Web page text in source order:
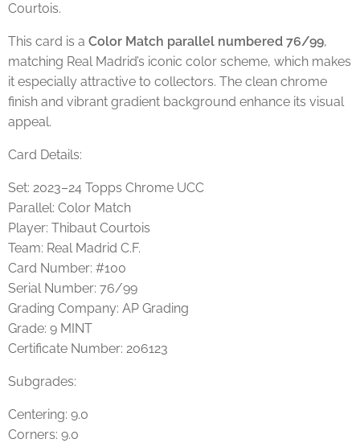
Courtois.
This card is a Color Match parallel numbered 76/99,
matching Real Madrid’s iconic color scheme, which makes
it especially attractive to collectors. The clean chrome
finish and vibrant gradient background enhance its visual
appeal.
Card Details:
Set: 2023–24 Topps Chrome UCC
Parallel: Color Match
Player: Thibaut Courtois
Team: Real Madrid C.F.
Card Number: #100
Serial Number: 76/99
Grading Company: AP Grading
Grade: 9 MINT
Certificate Number: 206123
Subgrades:
Centering: 9.0
Corners: 9.0